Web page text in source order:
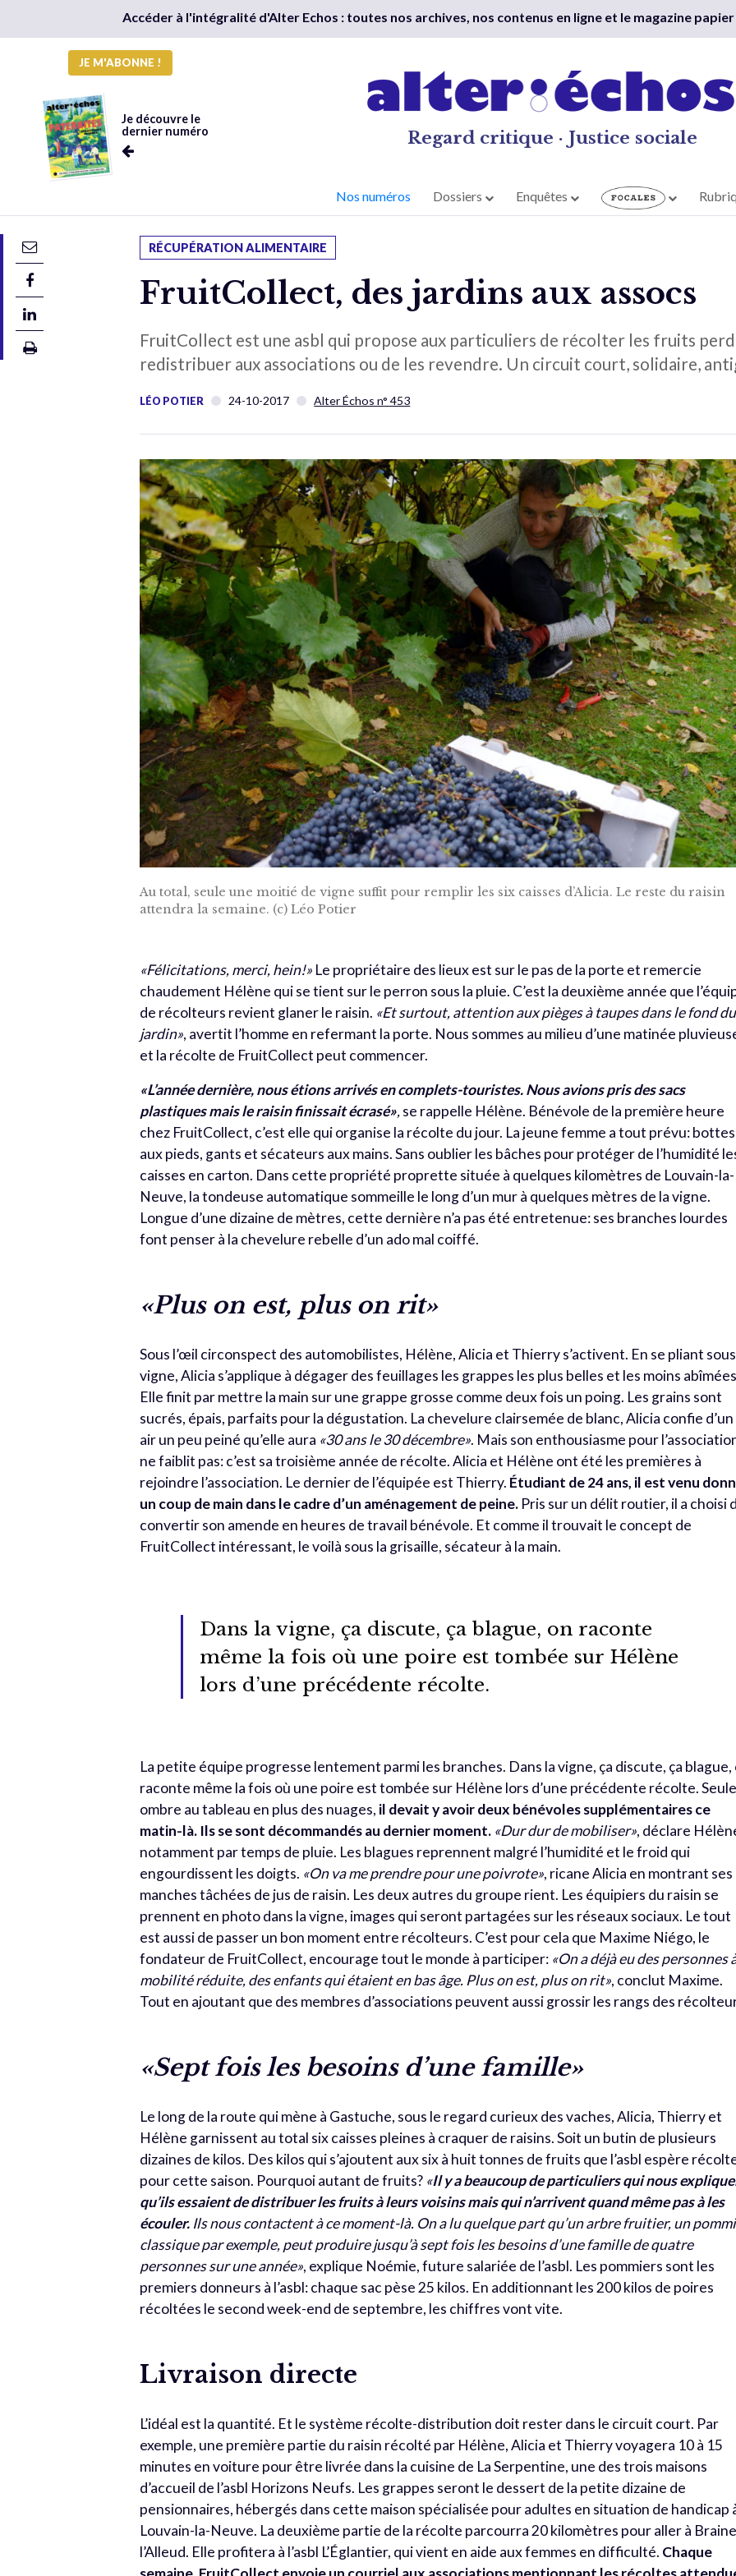
Accéder à l'intégralité d'Alter Echos : toutes nos archives, nos contenus en ligne et le magazine papier
JE M'ABONNE !
Je découvre le
dernier numéro
Regard critique · Justice sociale
Nos numéros Dossiers Enquêtes
RÉCUPÉRATION ALIMENTAIRE
FruitCollect, des jardins aux assocs
FruitCollect est une asbl qui propose aux particuliers de récolter les fruits
redistribuer aux associations ou de les revendre. Un circuit court, solidaire,
LÉO POTIER 24-10-2017 Alter Échos n° 453
Au total, seule une moitié de vigne suffit pour remplir les six caisses d’Alicia. Le reste du raisin
attendra la semaine. (c) Léo Potier
«Félicitations, merci, hein!» Le propriétaire des lieux est sur le pas de la porte et remercie
chaudement Hélène qui se tient sur le perron sous la pluie. C’est la deuxième année que
de récolteurs revient glaner le raisin. «Et surtout, attention aux pièges à taupes dans le fond du
jardin», avertit l’homme en refermant la porte. Nous sommes au milieu d’une matinée
et la récolte de FruitCollect peut commencer.
«L’année dernière, nous étions arrivés en complets-touristes. Nous avions pris des sacs
plastiques mais le raisin finissait écrasé»,se rappelle Hélène. Bénévole de la première heure
chez FruitCollect, c’est elle qui organise la récolte du jour. La jeune femme a tout prévu: bottes
aux pieds, gants et sécateurs aux mains. Sans oublier les bâches pour protéger de l’humidité
caisses en carton. Dans cette propriété proprette située à quelques kilomètres de Louvain-la-
Neuve, la tondeuse automatique sommeille le long d’un mur à quelques mètres de la vigne.
Longue d’une dizaine de mètres, cette dernière n’a pas été entretenue: ses branches lourdes
font penser à la chevelure rebelle d’un ado mal coiffé.
«Plus on est, plus on rit»
Sous l’œil circonspect des automobilistes, Hélène, Alicia et Thierry s’activent. En se pliant
vigne, Alicia s’applique à dégager des feuillages les grappes les plus belles et les moins
Elle finit par mettre la main sur une grappe grosse comme deux fois un poing. Les grains sont
sucrés, épais, parfaits pour la dégustation. La chevelure clairsemée de blanc, Alicia confie d’un
air un peu peiné qu’elle aura «30 ans le 30 décembre». Mais son enthousiasme pour
ne faiblit pas: c’est sa troisième année de récolte. Alicia et Hélène ont été les premières à
rejoindre l’association. Le dernier de l’équipée est Thierry. Étudiant de 24 ans, il est venu
un coup de main dans le cadre d’un aménagement de peine. Pris sur un délit routier, il a choisi
convertir son amende en heures de travail bénévole. Et comme il trouvait le concept de
FruitCollect intéressant, le voilà sous la grisaille, sécateur à la main.
Dans la vigne, ça discute, ça blague, on raconte
même la fois où une poire est tombée sur Hélène
lors d’une précédente récolte.
La petite équipe progresse lentement parmi les branches. Dans la vigne, ça discute, ça blague,
raconte même la fois où une poire est tombée sur Hélène lors d’une précédente récolte. Seule
ombre au tableau en plus des nuages, il devait y avoir deux bénévoles supplémentaires ce
matin-là. Ils se sont décommandés au dernier moment. «Dur dur de mobiliser», déclare
notamment par temps de pluie. Les blagues reprennent malgré l’humidité et le froid qui
engourdissent les doigts. «On va me prendre pour une poivrote», ricane Alicia en montrant ses
manches tâchées de jus de raisin. Les deux autres du groupe rient. Les équipiers du raisin se
prennent en photo dans la vigne, images qui seront partagées sur les réseaux sociaux. Le tout
est aussi de passer un bon moment entre récolteurs. C’est pour cela que Maxime Niégo, le
fondateur de FruitCollect, encourage tout le monde à participer: «On a déjà eu des personnes
mobilité réduite, des enfants qui étaient en bas âge. Plus on est, plus on rit», conclut Maxime.
Tout en ajoutant que des membres d’associations peuvent aussi grossir les rangs des
«Sept fois les besoins d’une famille»
Le long de la route qui mène à Gastuche, sous le regard curieux des vaches, Alicia, Thierry et
Hélène garnissent au total six caisses pleines à craquer de raisins. Soit un butin de plusieurs
dizaines de kilos. Des kilos qui s’ajoutent aux six à huit tonnes de fruits que l’asbl espère
pour cette saison. Pourquoi autant de fruits? «Il y a beaucoup de particuliers qui nous
qu’ils essaient de distribuer les fruits à leurs voisins mais qui n’arrivent quand même pas à les
écouler. Ils nous contactent à ce moment-là. On a lu quelque part qu’un arbre fruitier, un
classique par exemple, peut produire jusqu’à sept fois les besoins d’une famille de quatre
personnes sur une année», explique Noémie, future salariée de l’asbl. Les pommiers sont les
premiers donneurs à l’asbl: chaque sac pèse 25 kilos. En additionnant les 200 kilos de poires
récoltées le second week-end de septembre, les chiffres vont vite.
Livraison directe
L’idéal est la quantité. Et le système récolte-distribution doit rester dans le circuit court. Par
exemple, une première partie du raisin récolté par Hélène, Alicia et Thierry voyagera 10 à 15
minutes en voiture pour être livrée dans la cuisine de La Serpentine, une des trois maisons
d’accueil de l’asbl Horizons Neufs. Les grappes seront le dessert de la petite dizaine de
pensionnaires, hébergés dans cette maison spécialisée pour adultes en situation de handicap
Louvain-la-Neuve. La deuxième partie de la récolte parcourra 20 kilomètres pour aller à
l’Alleud. Elle profitera à l’asbl L’Églantier, qui vient en aide aux femmes en difficulté. Chaque